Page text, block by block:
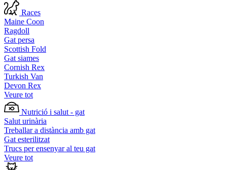
Races
Maine Coon
Ragdoll
Gat persa
Scottish Fold
Gat siames
Cornish Rex
Turkish Van
Devon Rex
Veure tot
Nutrició i salut - gat
Salut urinària
Treballar a distància amb gat
Gat esterilitzat
Trucs per ensenyar al teu gat
Veure tot